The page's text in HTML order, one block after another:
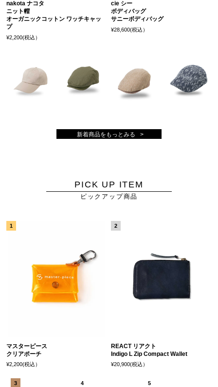
nakota ナコタ
ニット帽
オーガニックコットン ワッチキャッ
プ
¥2,200(税込）
cie シー
ボディバッグ
サニーボディバッグ
¥28,600(税込）
新着商品をもっとみる
PICK UP ITEM
ピックアップ商品
マスターピース
クリアポーチ
¥2,200(税込）
REACT リアクト
Indigo L Zip Compact Wallet
¥20,900(税込）